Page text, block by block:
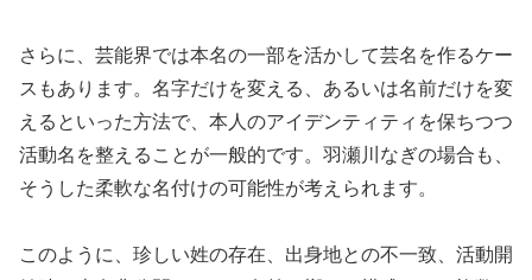
さらに、芸能界では本名の一部を活かして芸名を作るケー
スもあります。名字だけを変える、あるいは名前だけを変
えるといった方法で、本人のアイデンティティを保ちつつ
活動名を整えることが一般的です。羽瀬川なぎの場合も、
そうした柔軟な名付けの可能性が考えられます。
このように、珍しい姓の存在、出身地との不一致、活動開